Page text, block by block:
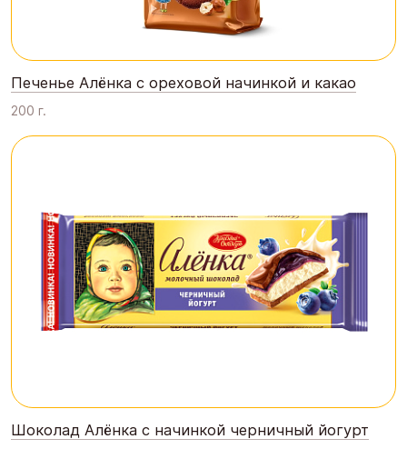
Печенье Алёнка с ореховой начинкой и какао
200 г.
Шоколад Алёнка с начинкой черничный йогурт